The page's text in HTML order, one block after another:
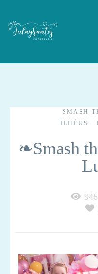
SMASH
ILHÉUS -
❧Smash
946